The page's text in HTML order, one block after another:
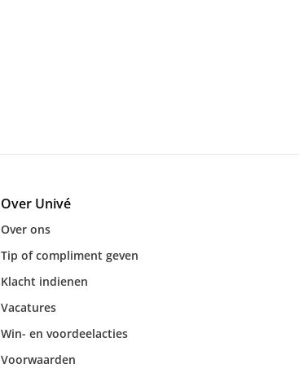
Over Univé
Over ons
Tip of compliment geven
Klacht indienen
Vacatures
Win- en voordeelacties
Voorwaarden